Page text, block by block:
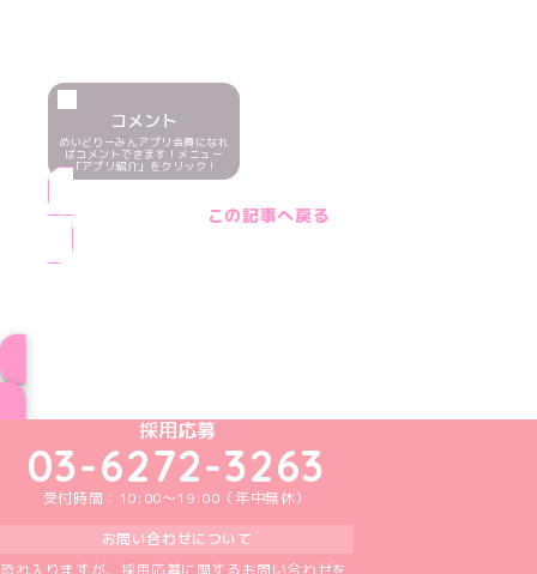
コメント
めいどりーみんアプリ会員になれ
ばコメントできます！メニュー
「アプリ紹介」をクリック！
この記事へ戻る
めいどりーみんTikTok公式アカウント
めいどりーみんX公式アカウント
めいどりーみんInstagram公式アカウント
めいどりーみんFacebook公式アカウン
めいどりーみんYouTube公式アカ
採用応募
03-6272-3263
受付時間：10:00～19:00（年中無休）
お問い合わせについて